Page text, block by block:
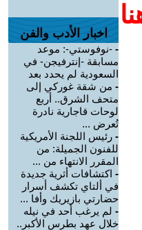
اخبار الأدب والفن
- -نوفوستي-: موعد
مسابقة -إنترفيجن- في
السعودية لم يحدد بعد
- من شقة غوركي إلى
متحف الشرق.. أربع
لوحات قاجارية نادرة
تُعرض ...
- رئيس اللجنة الأمريكية
للفنون الجميلة: من
المقرر الانتهاء من ...
- اكتشافات أثرية جديدة
في ألتاي تكشف أسرار
حضارتي بازيريك وأفا ...
- لم يرغب أحد في نيله
خلال عهد بطرس الأكبر..